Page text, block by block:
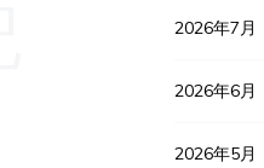
2026年7月
2026年6月
2026年5月